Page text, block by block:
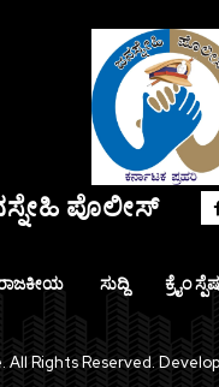
ಪೊಲೀಸ್
ಸುದ್ದಿ ಕ್ರೈಂ
Rights Reserved.